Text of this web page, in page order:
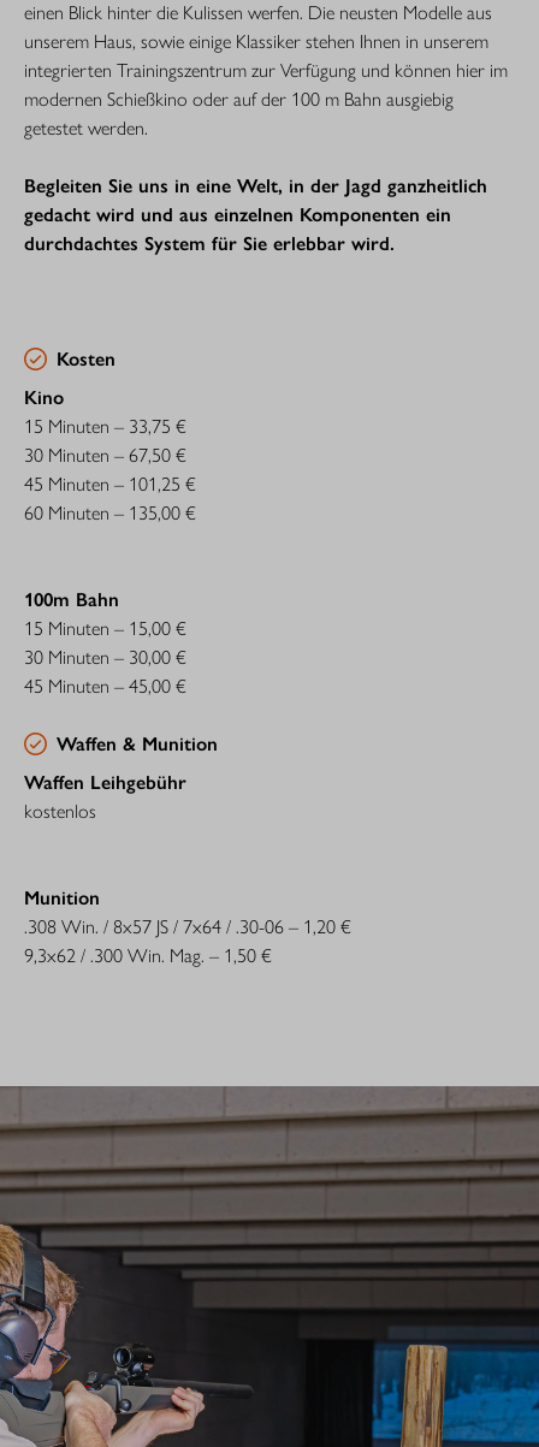
einen Blick hinter die Kulissen werfen. Die neusten Modelle aus
unserem Haus, sowie einige Klassiker stehen Ihnen in unserem
integrierten Trainingszentrum zur Verfügung und können hier im
modernen Schießkino oder auf der 100 m Bahn ausgiebig
getestet werden.
Begleiten Sie uns in eine Welt, in der Jagd ganzheitlich
gedacht wird und aus einzelnen Komponenten ein
durchdachtes System für Sie erlebbar wird.
Kosten
Kino
15 Minuten – 33,75 €
30 Minuten – 67,50 €
45 Minuten – 101,25 €
60 Minuten – 135,00 €
100m Bahn
15 Minuten – 15,00 €
30 Minuten – 30,00 €
45 Minuten – 45,00 €
Waffen & Munition
Waffen Leihgebühr
kostenlos
Munition
.308 Win. / 8x57 JS / 7x64 / .30-06 – 1,20 €
9,3x62 / .300 Win. Mag. – 1,50 €
PORTFOLIO – SCHIESSKINO
Die unten genannten Büchsen sind in unterschiedlichen
Ausführungen (Rechts- und Linkswaffen, verstellbarer
Schaftrücken und verstellbare Schaftkappe, Damenschäftung)